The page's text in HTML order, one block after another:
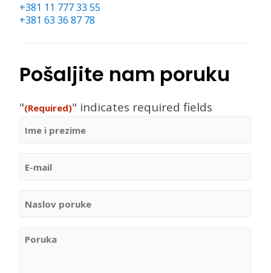
+381 11 777 33 55
+381 63 36 87 78
Pošaljite nam poruku
"(Required)" indicates required fields
prezime
mail
poruke
(Required)